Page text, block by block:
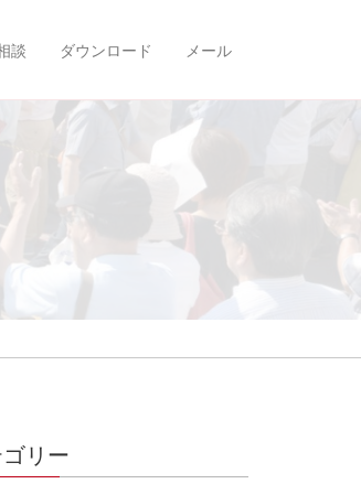
談 ダウンロード メール
リー